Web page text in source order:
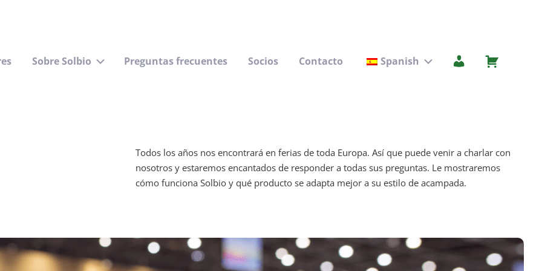
Sobre Solbio Submenú
Preguntas frecuentes Socios Contacto Spanish Submenú
Todos los años nos encontrará en ferias de toda Europa. Así que puede venir a charlar con
nosotros y estaremos encantados de responder a todas sus preguntas. Le mostraremos
cómo funciona Solbio y qué producto se adapta mejor a su estilo de acampada.